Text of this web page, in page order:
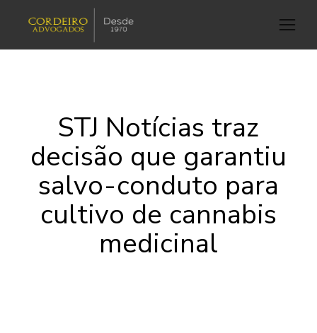
STJ Notícias traz
decisão que garantiu
salvo-conduto para
cultivo de cannabis
medicinal